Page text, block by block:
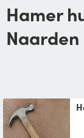
Hamer huren van je buren in
Naarden